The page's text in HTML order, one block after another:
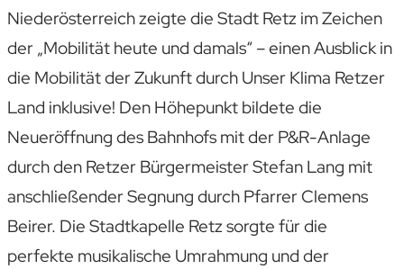
Niederösterreich zeigte die Stadt Retz im Zeichen
der „Mobilität heute und damals“ – einen Ausblick in
die Mobilität der Zukunft durch Unser Klima Retzer
Land inklusive! Den Höhepunkt bildete die
Neueröffnung des Bahnhofs mit der P&R-Anlage
durch den Retzer Bürgermeister Stefan Lang mit
anschließender Segnung durch Pfarrer Clemens
Beirer. Die Stadtkapelle Retz sorgte für die
perfekte musikalische Umrahmung und der